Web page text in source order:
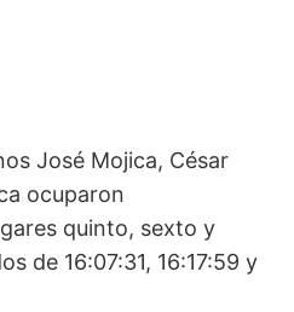
José Mojica, César
ocuparon
quinto, sexto y
de 16:07:31, 16:17:59 y